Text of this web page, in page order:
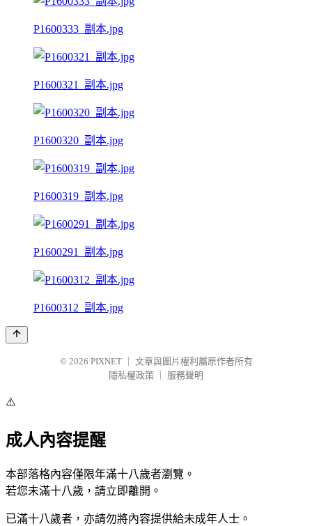
P1600333_副本.jpg
P1600321_副本.jpg
P1600320_副本.jpg
P1600319_副本.jpg
P1600291_副本.jpg
P1600312_副本.jpg
© 2026 PIXNET
文章與圖片權利屬原作者所有
隱私權政策
服務聲明
⚠️
成人內容提醒
本部落格內容僅限年滿十八歲者瀏覽。
若您未滿十八歲，請立即離開。
已滿十八歲者，亦請勿將內容提供給未成年人士。